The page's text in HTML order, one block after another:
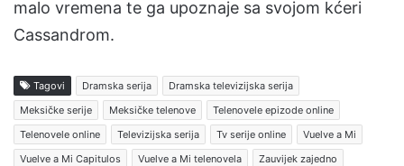
malo vremena te ga upoznaje sa svojom kćeri
Cassandrom.
Tagovi Dramska serija
Dramska televizijska serija
Meksičke serije
Meksičke telenove
Telenovele epizode online
Telenovele online
Televizijska serija Tv serije online
Vuelve a Mi
Vuelve a Mi Capitulos
Vuelve a Mi telenovela
Zauvijek zajedno